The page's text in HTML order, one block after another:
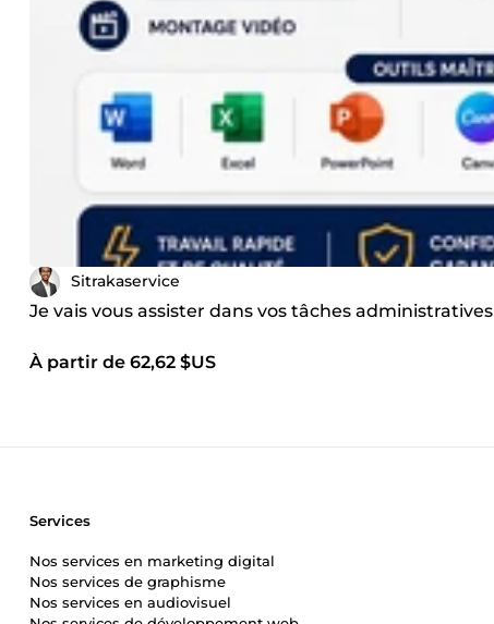
Sitrakaservice
Je vais vous assister dans vos tâches administratives
À partir de 62,62 $US
Services
Nos services en marketing digital
Nos services de graphisme
Nos services en audiovisuel